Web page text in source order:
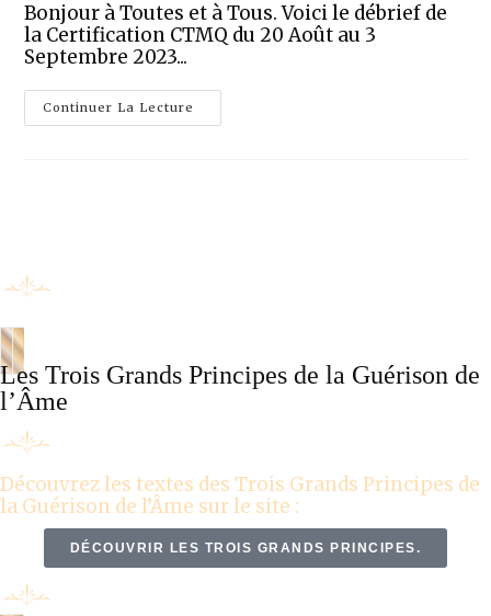
Bonjour à Toutes et à Tous. Voici le débrief de
la Certification CTMQ du 20 Août au 3
Septembre 2023...
Continuer La Lecture
Les Trois Grands Principes de la Guérison de
l’Âme
Découvrez les textes des Trois Grands Principes de
la Guérison de l’Âme sur le site :
DÉCOUVRIR LES TROIS GRANDS PRINCIPES.